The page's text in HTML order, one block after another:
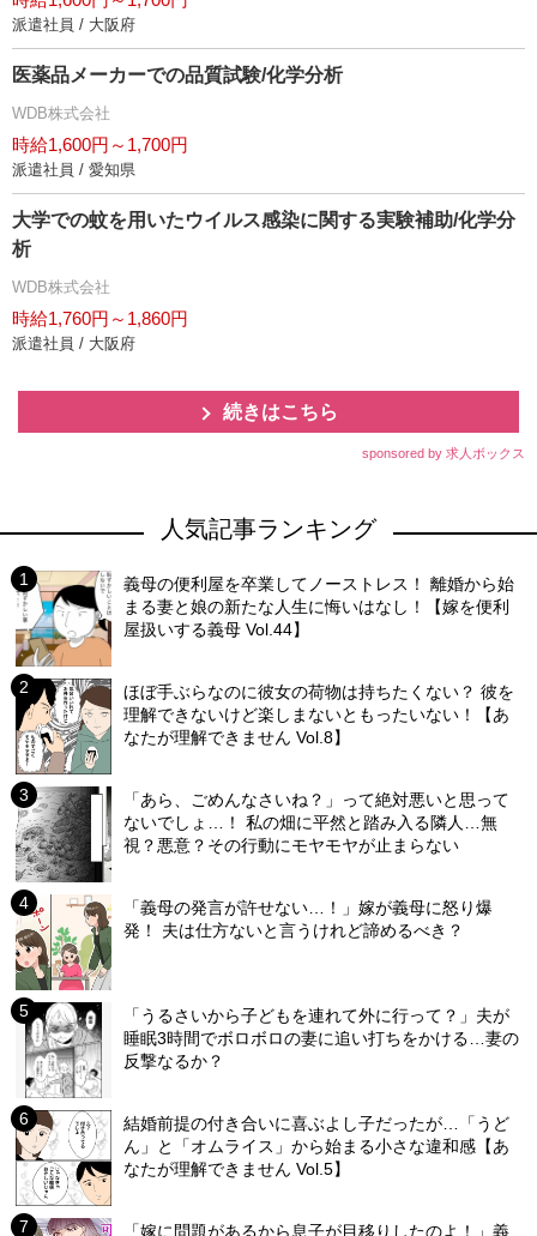
派遣社員 / 大阪府
医薬品メーカーでの品質試験/化学分析
WDB株式会社
時給1,600円～1,700円
派遣社員 / 愛知県
大学での蚊を用いたウイルス感染に関する実験補助/化学分
析
WDB株式会社
時給1,760円～1,860円
派遣社員 / 大阪府
続きはこちら
sponsored by 求人ボックス
人気記事ランキング
義母の便利屋を卒業してノーストレス！ 離婚から始
まる妻と娘の新たな人生に悔いはなし！【嫁を便利
屋扱いする義母 Vol.44】
ほぼ手ぶらなのに彼女の荷物は持ちたくない？ 彼を
理解できないけど楽しまないともったいない！【あ
なたが理解できません Vol.8】
「あら、ごめんなさいね？」って絶対悪いと思って
ないでしょ…！ 私の畑に平然と踏み入る隣人…無
視？悪意？その行動にモヤモヤが止まらない
「義母の発言が許せない…！」嫁が義母に怒り爆
発！ 夫は仕方ないと言うけれど諦めるべき？
「うるさいから子どもを連れて外に行って？」夫が
睡眠3時間でボロボロの妻に追い打ちをかける…妻の
反撃なるか？
結婚前提の付き合いに喜ぶよし子だったが…「うど
ん」と「オムライス」から始まる小さな違和感【あ
なたが理解できません Vol.5】
「嫁に問題があるから息子が目移りしたのよ！」義